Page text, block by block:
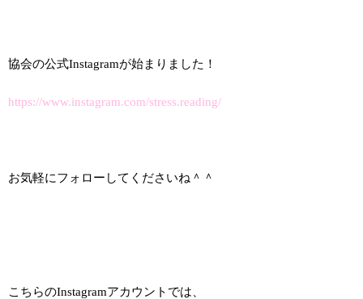
協会の公式Instagramが始まりました！
https://www.instagram.com/stress.reading/
お気軽にフォローしてくださいね＾＾
こちらのInstagramアカウントでは、